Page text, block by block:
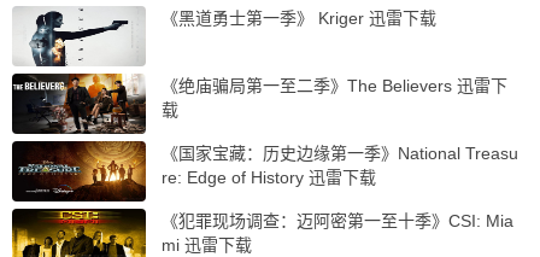
《黑道勇士第一季》 Kriger 迅雷下载
《绝庙骗局第一至二季》The Believers 迅雷下
载
《国家宝藏：历史边缘第一季》National Treasu
re: Edge of History 迅雷下载
《犯罪现场调查：迈阿密第一至十季》CSI: Mia
mi 迅雷下载